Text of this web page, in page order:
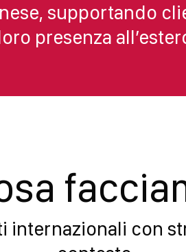
supportando
presenza
internazionali con